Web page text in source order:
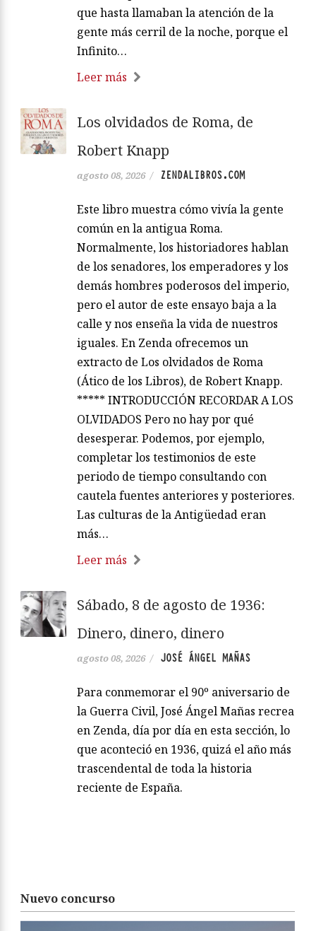
que hasta llamaban la atención de la
gente más cerril de la noche, porque el
Infinito…
Leer más
Los olvidados de Roma, de
Robert Knapp
agosto 08, 2026 / ZENDALIBROS.COM
Este libro muestra cómo vivía la gente
común en la antigua Roma.
Normalmente, los historiadores hablan
de los senadores, los emperadores y los
demás hombres poderosos del imperio,
pero el autor de este ensayo baja a la
calle y nos enseña la vida de nuestros
iguales. En Zenda ofrecemos un
extracto de Los olvidados de Roma
(Ático de los Libros), de Robert Knapp.
***** INTRODUCCIÓN RECORDAR A LOS
OLVIDADOS Pero no hay por qué
desesperar. Podemos, por ejemplo,
completar los testimonios de este
periodo de tiempo consultando con
cautela fuentes anteriores y posteriores.
Las culturas de la Antigüedad eran
más…
Leer más
Sábado, 8 de agosto de 1936:
Dinero, dinero, dinero
agosto 08, 2026 / JOSÉ ÁNGEL MAÑAS
Para conmemorar el 90º aniversario de
la Guerra Civil, José Ángel Mañas recrea
en Zenda, día por día en esta sección, lo
que aconteció en 1936, quizá el año más
trascendental de toda la historia
reciente de España.
Nuevo concurso